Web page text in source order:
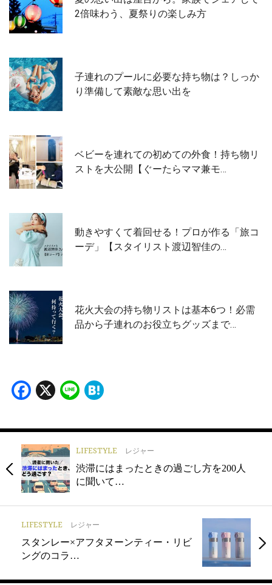
2倍味わう、夏祭りの楽しみ方
子連れのプールに必要な持ち物は？しっか
り準備して素敵な思い出を
ベビーを連れての初めての外食！持ち物リ
ストを大公開【ぐーたらママ兼モ…
動きやすくて着回せる！プロが作る「旅コ
ーデ」【スタイリスト渡辺智佳の…
花火大会の持ち物リストは基本6つ！必需
品から子連れのお役立ちグッズまで…
Facebook
X Line
LIFESTYLE レジャー
渋滞にはまったときの過ごし方を200人
に聞いて…
LIFESTYLE レジャー
スタンレー×アフタヌーンティー・リビ
ングのコラ…